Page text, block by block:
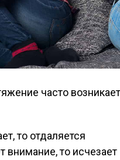
часто
то отдаляется
внимание, то исчезает